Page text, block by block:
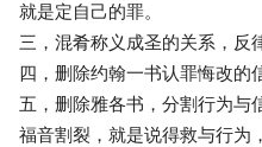
就是定自己的罪。
三，混肴称义成圣的关系，反
四，删除约翰一书认罪悔改的
五，删除雅各书，分割行为与
福音割裂，就是说得救与行为